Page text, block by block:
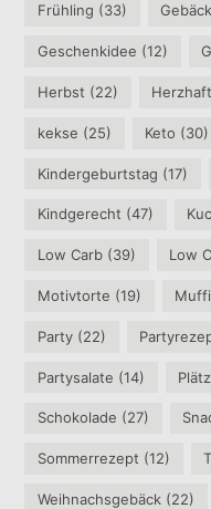
Frühling (33) Gebäck
Geschenkidee (12)
Herbst (22) Herzhaft
kekse (25) Keto (30)
Kindergeburtstag (17)
Kindgerecht (47)
Low Carb (39) Low
Motivtorte (19)
Party (22)
Partysalate (14)
Schokolade (27)
Sommerrezept (12)
Weihnachsgebäck (22)